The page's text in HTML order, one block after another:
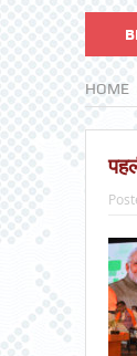
पात्र मतदाताओं का
HOME